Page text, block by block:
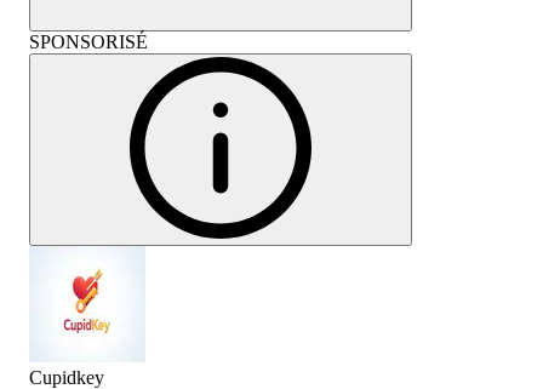
SPONSORISÉ
Cupidkey